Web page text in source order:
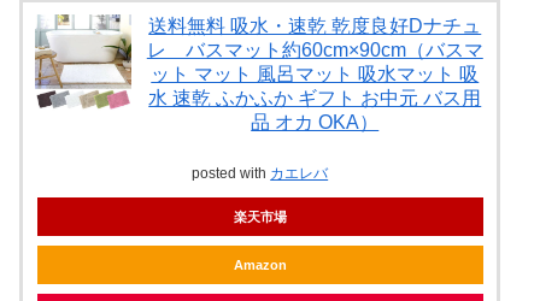
送料無料 吸水・速乾 乾度良好Dナチュ
レ バスマット約60cm×90cm（バスマ
ット マット 風呂マット 吸水マット 吸
水 速乾 ふかふか ギフト お中元 バス用
品 オカ OKA）
posted with カエレバ
楽天市場
Amazon